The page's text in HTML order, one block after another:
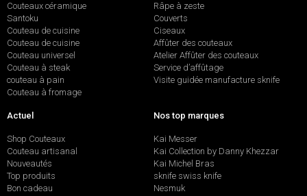
Couteaux céramique
Santoku
Couteau de cuisine
Couteau de cuisine
Couteau universel
Couteau à steak
couteau à pain
Couteau à fromage
Râpe à zeste
Couverts
Ciseaux
Affûter des couteaux
Atelier Affûter des couteaux
Service d’affûtage
Visite guidée manufacture sknife
Actuel
Shop Couteaux
Couteau artisanal
Nouveautés
Top produits
Bon cadeau
Nos top marques
Kai Messer
Kai Collection by Danny Khezzar
Kai Michel Bras
sknife swiss knife
Nesmuk